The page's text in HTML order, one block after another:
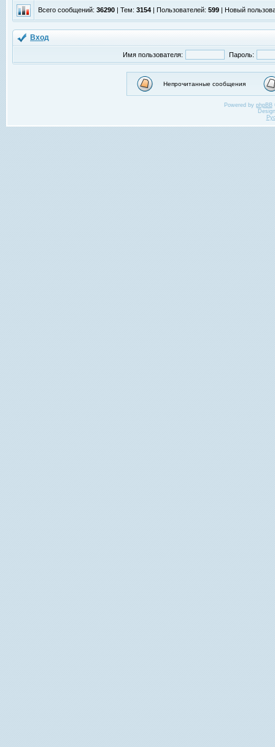
Всего сообщений: 36290 | Тем: 3154 | Пользователей: 599 | Новый
Вход
Имя пользователя: Пароль:
Непрочитанные сообщения
Powered by phpBB